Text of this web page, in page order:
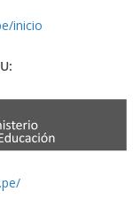
inicio